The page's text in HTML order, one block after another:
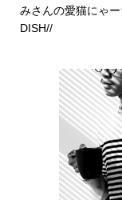
みさんの愛猫にゃ
DISH//